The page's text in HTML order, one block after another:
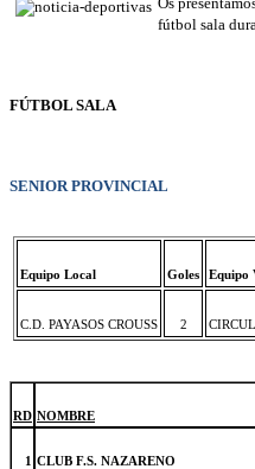
fútbol sala
FÚTBOL SALA
SENIOR PROVINCIAL
Equipo Local Goles Equipo
C.D. PAYASOS CROUSS 2
RD NOMBRE
1 CLUB F.S. NAZARENO